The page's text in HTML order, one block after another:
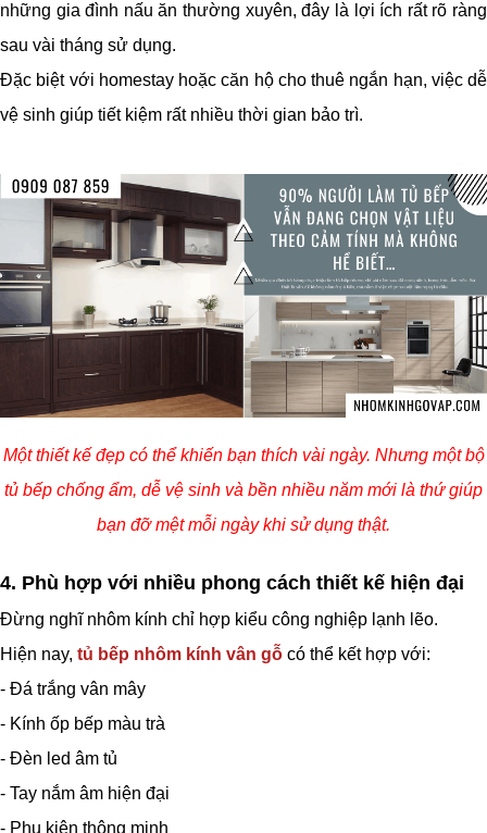
những gia đình nấu ăn thường xuyên, đây là lợi ích rất rõ ràng
sau vài tháng sử dụng.
Đặc biệt với homestay hoặc căn hộ cho thuê ngắn hạn, việc dễ
vệ sinh giúp tiết kiệm rất nhiều thời gian bảo trì.
Một thiết kế đẹp có thể khiến bạn thích vài ngày. Nhưng một bộ
tủ bếp chống ẩm, dễ vệ sinh và bền nhiều năm mới là thứ giúp
bạn đỡ mệt mỗi ngày khi sử dụng thật.
4. Phù hợp với nhiều phong cách thiết kế hiện đại
Đừng nghĩ nhôm kính chỉ hợp kiểu công nghiệp lạnh lẽo.
Hiện nay, tủ bếp nhôm kính vân gỗ có thể kết hợp với:
- Đá trắng vân mây
- Kính ốp bếp màu trà
- Đèn led âm tủ
- Tay nắm âm hiện đại
- Phụ kiện thông minh